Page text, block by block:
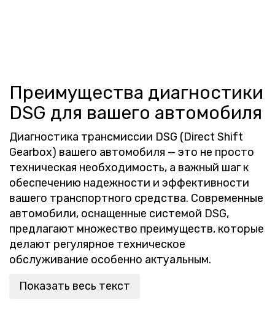
Преимущества диагностики
DSG для вашего автомобиля
Диагностика трансмиссии DSG (Direct Shift
Gearbox) вашего автомобиля — это не просто
техническая необходимость, а важный шаг к
обеспечению надежности и эффективности
вашего транспортного средства. Современные
автомобили, оснащенные системой DSG,
предлагают множество преимуществ, которые
делают регулярное техническое
обслуживание особенно актуальным.
Показать весь текст